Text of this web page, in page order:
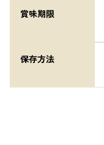
賞味期限
保存方法